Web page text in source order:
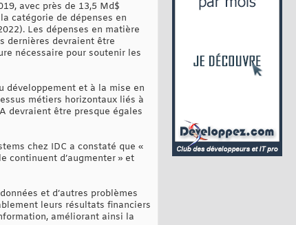
avec près de 13,5 Md$
catégorie de dépenses en
Les dépenses en matière
dernières devraient être
nécessaire pour soutenir les
développement et à la mise en
métiers horizontaux liés à
devraient être presque égales
chez IDC a constaté que «
continuent d’augmenter » et
et d’autres problèmes
leurs résultats financiers
améliorant ainsi la